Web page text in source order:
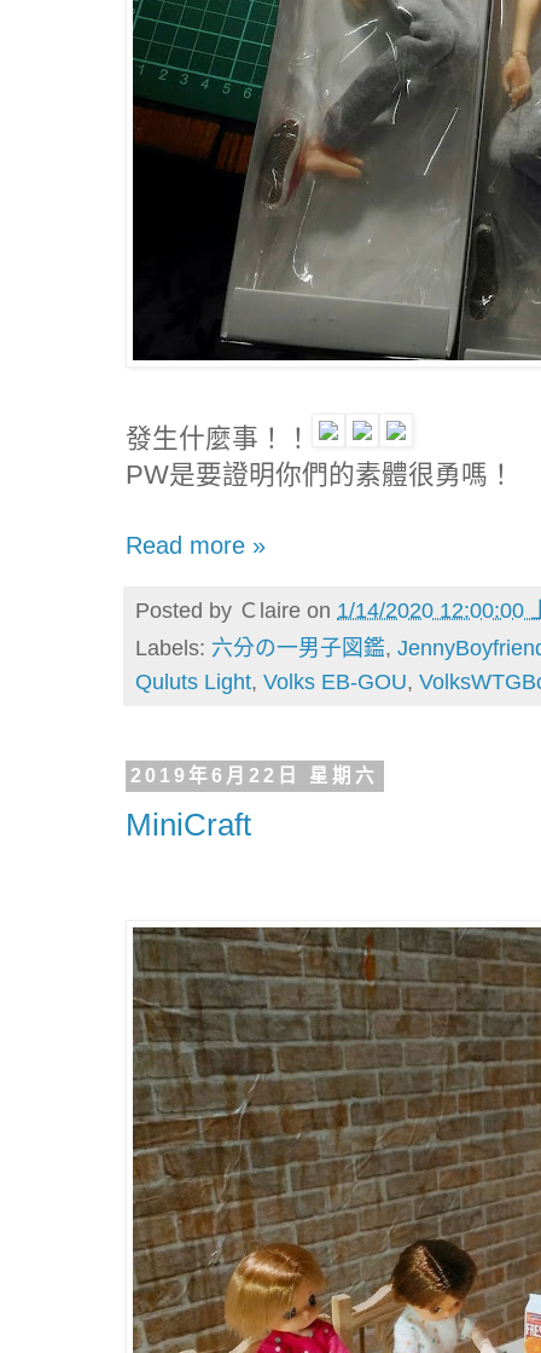
發生什麼事！！
PW是要證明你們的素體很勇嗎！
Read more »
Posted by Ｃlaire on 1/14/2020 12:00:00
Labels: 六分の一男子図鑑,
Quluts Light, Volks EB-GOU,
2019年6月22日 星期六
MiniCraft